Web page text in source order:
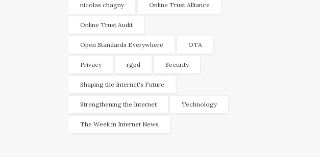
nicolas chagny Online Trust Alliance
Online Trust Audit
Open Standards Everywhere OTA
Privacy rgpd Security
Shaping the Internet's Future
Strengthening the Internet Technology
The Week in Internet News